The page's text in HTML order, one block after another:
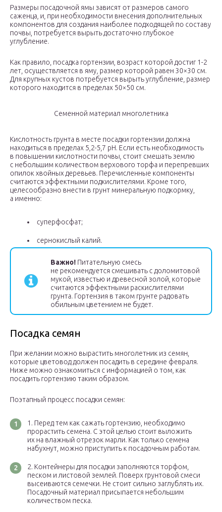
Размеры посадочной ямы зависят от размеров самого
саженца, и, при необходимости внесения дополнительных
компонентов для создания наиболее подходящей по составу
почвы, потребуется вырыть достаточно глубокое
углубление.
Как правило, посадка гортензии, возраст которой достиг 1-2
лет, осуществляется в яму, размер которой равен 30×30 см.
Для крупных кустов потребуется вырыть углубление, размер
которого находится в пределах 50×50 см.
Семенной материал многолетника
Кислотность грунта в месте посадки гортензии должна
находиться в пределах 5,2-5,7 рН. Если есть необходимость
в повышении кислотности почвы, стоит смешать землю
с небольшим количеством верхового торфа и перепревших
опилок хвойных деревьев. Перечисленные компоненты
считаются эффектными подкислителями. Кроме того,
целесообразно внести в грунт минеральную подкормку,
а именно:
суперфосфат;
сернокислый калий.
Важно! Питательную смесь
не рекомендуется смешивать с доломитовой
мукой, известью и древесной золой, которые
считаются эффектными раскислителями
грунта. Гортензия в таком грунте радовать
обильным цветением не будет.
Посадка семян
При желании можно вырастить многолетник из семян,
которые цветовод должен посадить в середине февраля.
Ниже можно ознакомиться с информацией о том, как
посадить гортензию таким образом.
Поэтапный процесс посадки семян:
Перед тем как сажать гортензию, необходимо
прорастить семена. С этой целью стоит выложить
их на влажный отрезок марли. Как только семена
набухнут, можно приступить к посадочным работам.
Контейнеры для посадки заполняются торфом,
песком и листовой землей. Поверх грунтовой смеси
высеиваются семечки. Не стоит сильно заглублять их.
Посадочный материал присыпается небольшим
количеством песка.